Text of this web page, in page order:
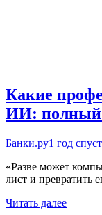
Какие
ИИ: полный
Банки.ру1 год
«Разве может
лист и превратить
Читать далее